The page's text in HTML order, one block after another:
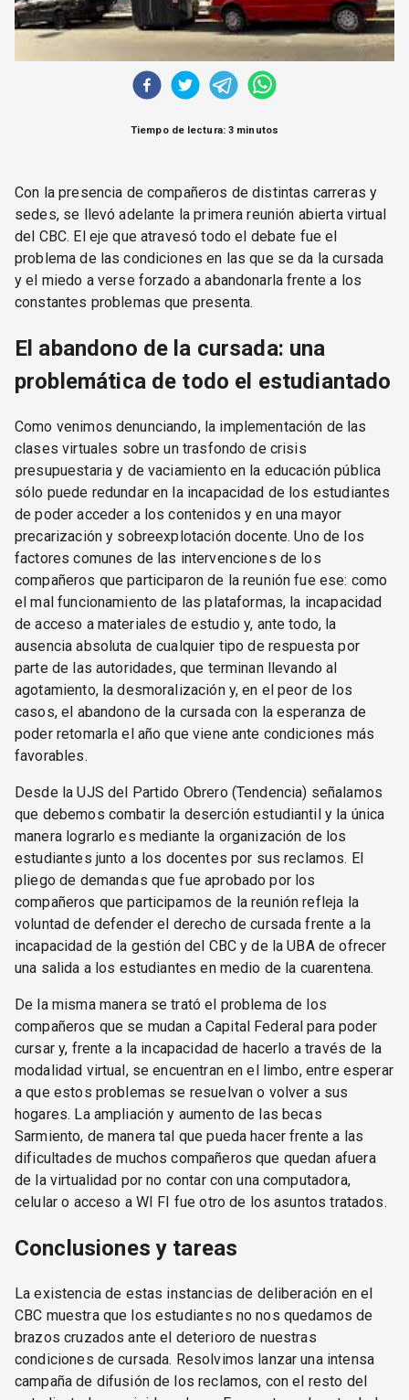
Tiempo de lectura: 3 minutos
Con la presencia de compañeros de distintas carreras y
sedes, se llevó adelante la primera reunión abierta virtual
del CBC. El eje que atravesó todo el debate fue el
problema de las condiciones en las que se da la cursada
y el miedo a verse forzado a abandonarla frente a los
constantes problemas que presenta.
El abandono de la cursada: una
problemática de todo el estudiantado
Como venimos denunciando, la implementación de las
clases virtuales sobre un trasfondo de crisis
presupuestaria y de vaciamiento en la educación pública
sólo puede redundar en la incapacidad de los estudiantes
de poder acceder a los contenidos y en una mayor
precarización y sobreexplotación docente. Uno de los
factores comunes de las intervenciones de los
compañeros que participaron de la reunión fue ese: como
el mal funcionamiento de las plataformas, la incapacidad
de acceso a materiales de estudio y, ante todo, la
ausencia absoluta de cualquier tipo de respuesta por
parte de las autoridades, que terminan llevando al
agotamiento, la desmoralización y, en el peor de los
casos, el abandono de la cursada con la esperanza de
poder retomarla el año que viene ante condiciones más
favorables.
Desde la UJS del Partido Obrero (Tendencia) señalamos
que debemos combatir la deserción estudiantil y la única
manera lograrlo es mediante la organización de los
estudiantes junto a los docentes por sus reclamos. El
pliego de demandas que fue aprobado por los
compañeros que participamos de la reunión refleja la
voluntad de defender el derecho de cursada frente a la
incapacidad de la gestión del CBC y de la UBA de ofrecer
una salida a los estudiantes en medio de la cuarentena.
De la misma manera se trató el problema de los
compañeros que se mudan a Capital Federal para poder
cursar y, frente a la incapacidad de hacerlo a través de la
modalidad virtual, se encuentran en el limbo, entre esperar
a que estos problemas se resuelvan o volver a sus
hogares. La ampliación y aumento de las becas
Sarmiento, de manera tal que pueda hacer frente a las
dificultades de muchos compañeros que quedan afuera
de la virtualidad por no contar con una computadora,
celular o acceso a WI FI fue otro de los asuntos tratados.
Conclusiones y tareas
La existencia de estas instancias de deliberación en el
CBC muestra que los estudiantes no nos quedamos de
brazos cruzados ante el deterioro de nuestras
condiciones de cursada. Resolvimos lanzar una intensa
campaña de difusión de los reclamos, con el resto del